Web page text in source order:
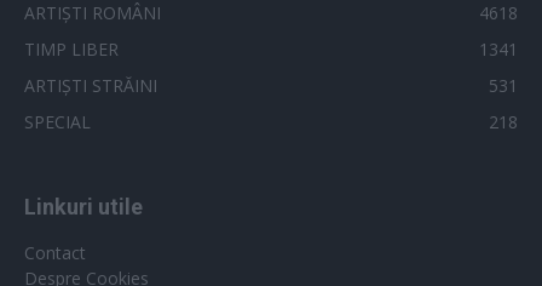
ARTIȘTI ROMÂNI
4618
TIMP LIBER
1341
ARTIȘTI STRĂINI
531
SPECIAL
218
Linkuri utile
Contact
Despre Cookies